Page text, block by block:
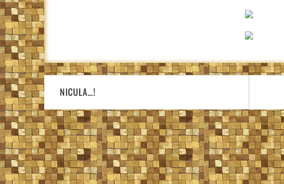
Navigare
în
articole
NICULA…!